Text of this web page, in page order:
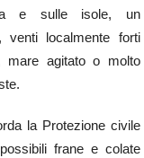
e sulle isole, un
venti localmente forti
mare agitato o molto
la Protezione civile
frane e colate